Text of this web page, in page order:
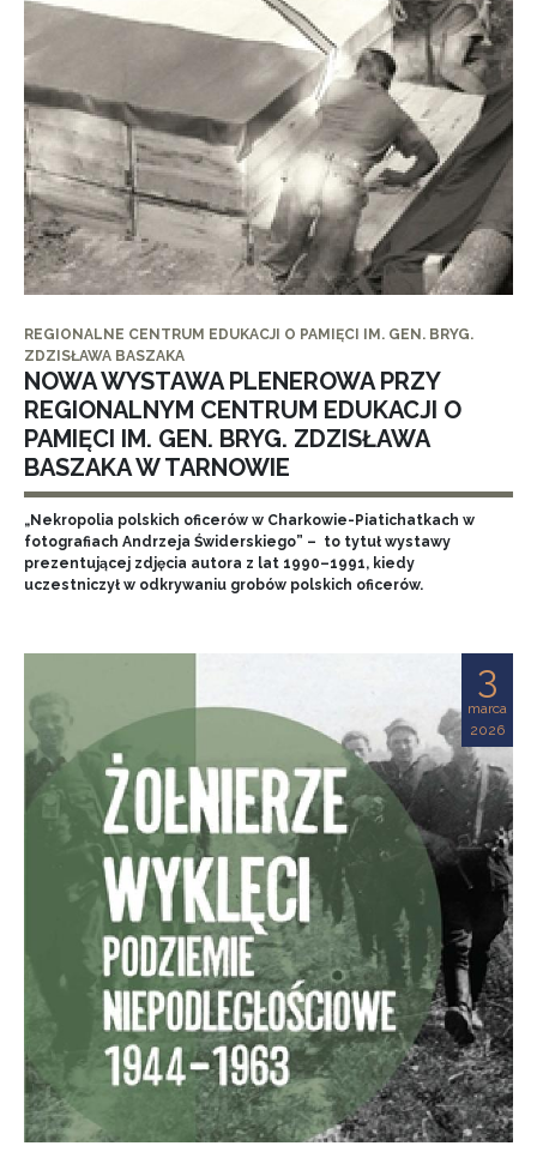
REGIONALNE CENTRUM EDUKACJI O PAMIĘCI IM. GEN. BRYG.
ZDZISŁAWA BASZAKA
NOWA WYSTAWA PLENEROWA PRZY
REGIONALNYM CENTRUM EDUKACJI O
PAMIĘCI IM. GEN. BRYG. ZDZISŁAWA
BASZAKA W TARNOWIE
„Nekropolia polskich oficerów w Charkowie-Piatichatkach w
fotografiach Andrzeja Świderskiego” – to tytuł wystawy
prezentującej zdjęcia autora z lat 1990–1991, kiedy
uczestniczył w odkrywaniu grobów polskich oficerów.
3
marca
2026